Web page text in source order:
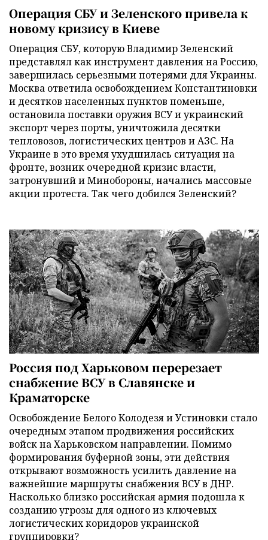
Операция СБУ и Зеленского привела к
новому кризису в Киеве
Операция СБУ, которую Владимир Зеленский
представлял как инструмент давления на Россию,
завершилась серьезными потерями для Украины.
Москва ответила освобождением Константиновки
и десятков населенных пунктов поменьше,
остановила поставки оружия ВСУ и украинский
экспорт через порты, уничтожила десятки
тепловозов, логистических центров и АЗС. На
Украине в это время ухудшилась ситуация на
фронте, возник очередной кризис власти,
затронувший и Минобороны, начались массовые
акции протеста. Так чего добился Зеленский?
Россия под Харьковом перерезает
снабжение ВСУ в Славянске и
Краматорске
Освобождение Белого Колодезя и Устиновки стало
очередным этапом продвижения российских
войск на Харьковском направлении. Помимо
формирования буферной зоны, эти действия
открывают возможность усилить давление на
важнейшие маршруты снабжения ВСУ в ДНР.
Насколько близко российская армия подошла к
созданию угрозы для одного из ключевых
логистических коридоров украинской
группировки?